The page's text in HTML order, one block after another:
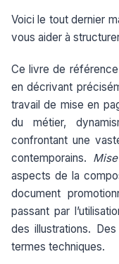
Voici le tout dernier
vous aider à
Ce livre de
en décrivant
travail de mise en
du métier,
confrontant une
contemporains.
aspects de la
document
passant par
des illustrations.
termes techniques.